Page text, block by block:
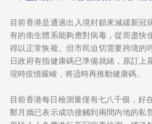
目前香港是通過出入境封鎖來減緩新冠
有的衛生體系能夠應對病毒，從而盡快
得以正常恢複。但市民迫切需要跨境的
日政府有指健康碼已準備就緒，原訂上
現時疫情嚴峻，将适時再推動健康碼。
目前香港每日檢測量僅有七八千個，好
鄭月娥已表示成功接觸到兩間内地的私